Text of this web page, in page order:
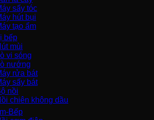
sấy tóc
hút bụi
tạo ẩm
bếp
mùi
vi sóng
nướng
rửa bát
sấy bát
nồi
chiên không dầu
Bếp